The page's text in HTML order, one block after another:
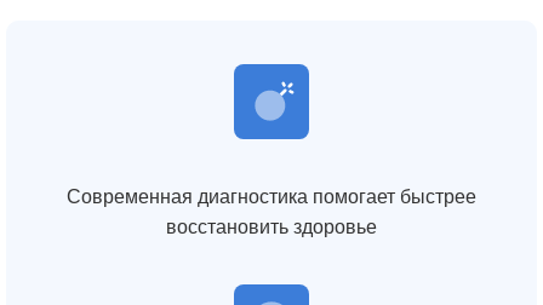
Современная диагностика помогает быстрее
восстановить здоровье